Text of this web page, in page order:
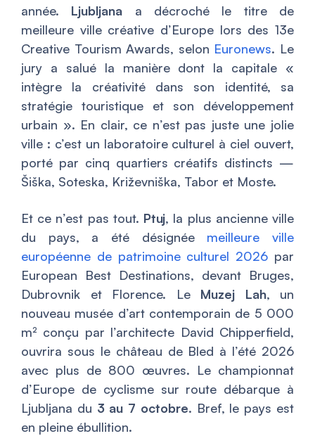
année. Ljubljana a décroché le titre de
meilleure ville créative d’Europe lors des 13e
Creative Tourism Awards, selon Euronews. Le
jury a salué la manière dont la capitale «
intègre la créativité dans son identité, sa
stratégie touristique et son développement
urbain ». En clair, ce n’est pas juste une jolie
ville : c’est un laboratoire culturel à ciel ouvert,
porté par cinq quartiers créatifs distincts —
Šiška, Soteska, Križevniška, Tabor et Moste.
Et ce n’est pas tout. Ptuj, la plus ancienne ville
du pays, a été désignée meilleure ville
européenne de patrimoine culturel 2026 par
European Best Destinations, devant Bruges,
Dubrovnik et Florence. Le Muzej Lah, un
nouveau musée d’art contemporain de 5 000
m² conçu par l’architecte David Chipperfield,
ouvrira sous le château de Bled à l’été 2026
avec plus de 800 œuvres. Le championnat
d’Europe de cyclisme sur route débarque à
Ljubljana du 3 au 7 octobre. Bref, le pays est
en pleine ébullition.